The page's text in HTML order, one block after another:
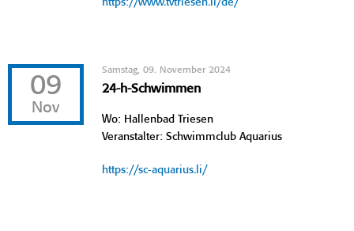
09
Nov
Samstag, 09. November 2024
24-h-Schwimmen
Wo: Hallenbad Triesen
Veranstalter: Schwimmclub Aquarius
https://sc-aquarius.li/